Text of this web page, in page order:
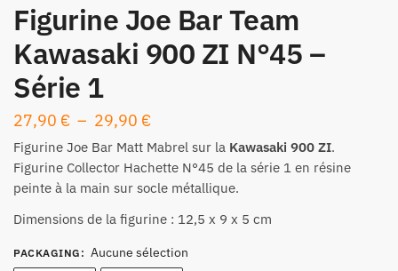
Figurine Joe Bar Team
Kawasaki 900 ZI N°45 –
Série 1
27,90 € – 29,90 €Plage
de
prix :
27,90 €
à
Figurine Joe Bar Matt Mabrel sur la Kawasaki 900 ZI.
Figurine Collector Hachette N°45 de la série 1 en résine
peinte à la main sur socle métallique.
Dimensions de la figurine : 12,5 x 9 x 5 cm
PACKAGING : Aucune sélection